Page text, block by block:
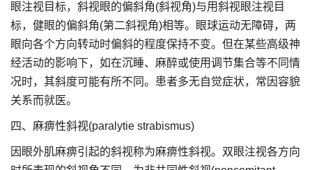
眼注视目标，斜视眼的偏斜角(斜视角)与用斜视眼注视目
标，健眼的偏斜角(第二斜视角)相等。眼球运动无障碍，两
眼向各个方向转动时偏斜的程度保持不变。但在某些高级神
经活动的影响下，如在沉睡、麻醉或使用调节集合等不同情
况时，其斜度可能有所不同。患者多无自觉症状，常因容貌
关系而就医。
四、麻痹性斜视(paralytie strabismus)
因眼外肌麻痹引起的斜视称为麻痹性斜视。双眼注视各方向